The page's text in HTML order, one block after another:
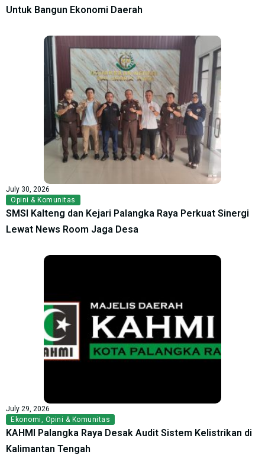
Untuk Bangun Ekonomi Daerah
July 30, 2026
Opini & Komunitas
SMSI Kalteng dan Kejari Palangka Raya Perkuat Sinergi
Lewat News Room Jaga Desa
July 29, 2026
Ekonomi, Opini & Komunitas
KAHMI Palangka Raya Desak Audit Sistem Kelistrikan di
Kalimantan Tengah